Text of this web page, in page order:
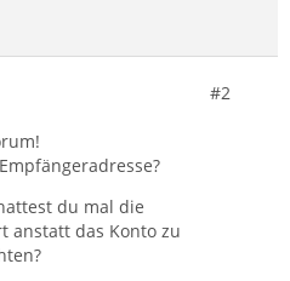
#2
du mal die
anstatt das Konto zu